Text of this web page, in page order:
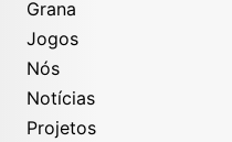
Grana
Jogos
Nós
Notícias
Projetos